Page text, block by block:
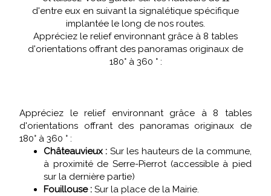
d'entre eux en suivant la signalétique spécifique
implantée le long de nos routes.
Appréciez le relief environnant grâce à 8 tables
d'orientations offrant des panoramas originaux de
180° à 360 ° :
Appréciez le relief environnant grâce à 8 tables
d'orientations offrant des panoramas originaux de
180° à 360 ° :
Châteauvieux : Sur les hauteurs de la commune,
à proximité de Serre-Pierrot (accessible à pied
sur la dernière partie)
Fouillouse : Sur la place de la Mairie.